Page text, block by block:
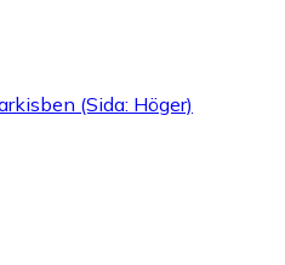
(Sida: Höger)